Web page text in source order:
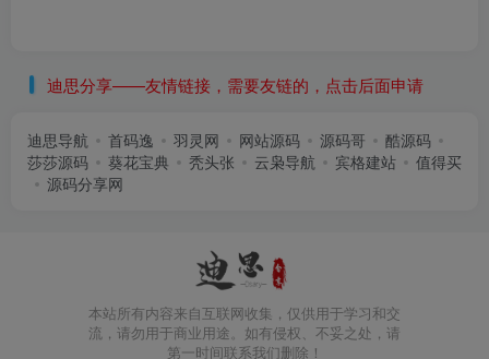
迪思分享——友情链接，需要友链的，点击后面申请
迪思导航 首码逸 羽灵网 网站源码 源码哥
酷源码
莎莎源码
葵花宝典 秃头张 云枭导航 宾格建站
值得买
源码分享网
本站所有内容来自互联网收集，仅供用于学习和交
流，请勿用于商业用途。如有侵权、不妥之处，请
第一时间联系我们删除！